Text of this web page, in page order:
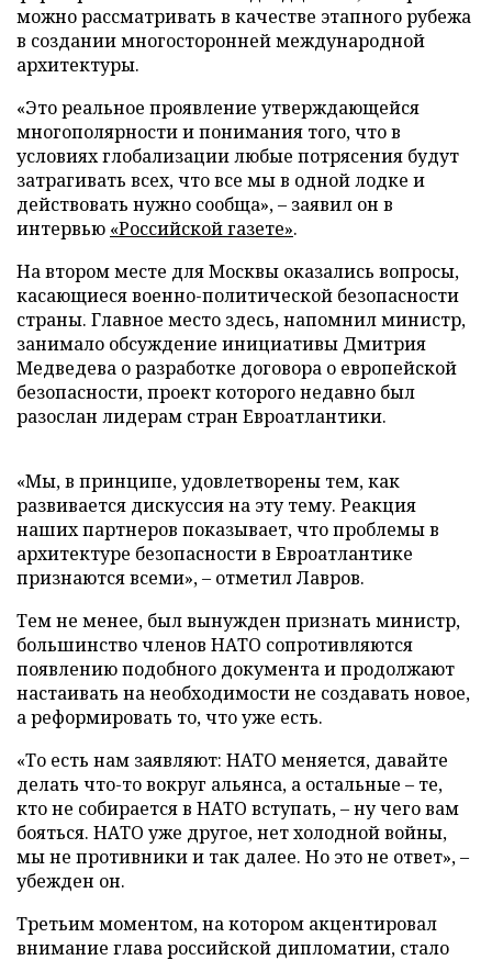
можно рассматривать в качестве этапного рубежа
в создании многосторонней международной
архитектуры.
«Это реальное проявление утверждающейся
многополярности и понимания того, что в
условиях глобализации любые потрясения будут
затрагивать всех, что все мы в одной лодке и
действовать нужно сообща», – заявил он в
интервью «Российской газете».
На втором месте для Москвы оказались вопросы,
касающиеся военно-политической безопасности
страны. Главное место здесь, напомнил министр,
занимало обсуждение инициативы Дмитрия
Медведева о разработке договора о европейской
безопасности, проект которого недавно был
разослан лидерам стран Евроатлантики.
«Мы, в принципе, удовлетворены тем, как
развивается дискуссия на эту тему. Реакция
наших партнеров показывает, что проблемы в
архитектуре безопасности в Евроатлантике
признаются всеми», – отметил Лавров.
Тем не менее, был вынужден признать министр,
большинство членов НАТО сопротивляются
появлению подобного документа и продолжают
настаивать на необходимости не создавать новое,
а реформировать то, что уже есть.
«То есть нам заявляют: НАТО меняется, давайте
делать что-то вокруг альянса, а остальные – те,
кто не собирается в НАТО вступать, – ну чего вам
бояться. НАТО уже другое, нет холодной войны,
мы не противники и так далее. Но это не ответ», –
убежден он.
Третьим моментом, на котором акцентировал
внимание глава российской дипломатии, стало